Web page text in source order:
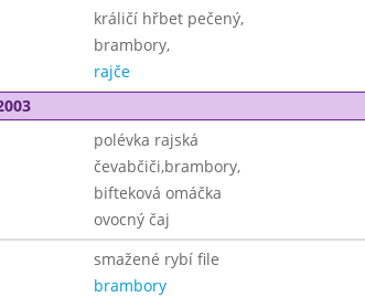
králičí hřbet pečený,
brambory,
rajče
polévka rajská
čevabčiči,brambory,
bifteková omáčka
ovocný čaj
smažené rybí file
brambory